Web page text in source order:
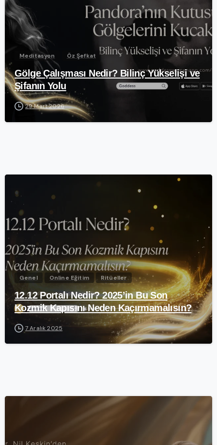
Meditasyon Öz Şefkat
Gölge Çalışması Nedir? Bilinç Yükselişi ve
Şifanın Yolu
29 Mart 2026
Genel Online Eğitim Ritüeller
12.12 Portalı Nedir? 2025’in Bu Son
Kozmik Kapısını Neden Kaçırmamalısın?
7 Aralık 2025